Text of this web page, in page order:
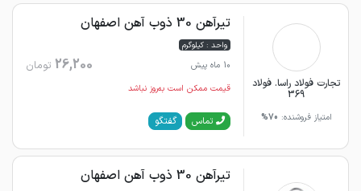
تجارت فولاد راسا. فولاد
369
امتیاز فروشنده: 70%
تیرآهن 30 ذوب آهن اصفهان
واحد : کیلوگرم
10 ماه پیش
26,200 تومان
قیمت ممکن است به‌روز نباشد
تماس گفتگو
تیرآهن 30 ذوب آهن اصفهان